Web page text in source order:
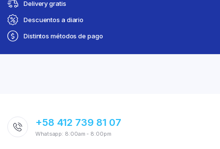
Delivery gratis
Descuentos a diario
Distintos métodos de pago
+58 412 739 81 07
Whatsapp: 8:00am - 8:00pm